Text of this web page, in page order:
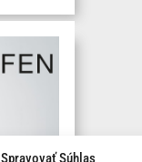
Spravovať Súhlas